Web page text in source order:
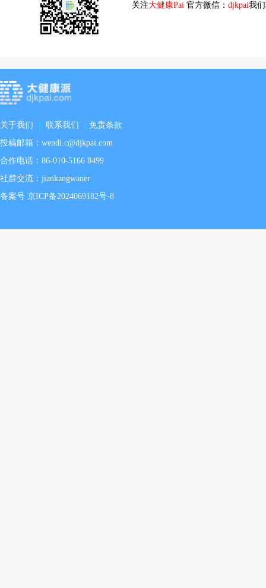
关注大健康Pai 官方微信： djkpai我
关于我们 联系我们
免责条款
投稿邮箱：wendi.c@djkpai.com
合作电话：86-010-5166 8499
社群交流：jiankangwaner
备案号 京ICP备2024069182号-8